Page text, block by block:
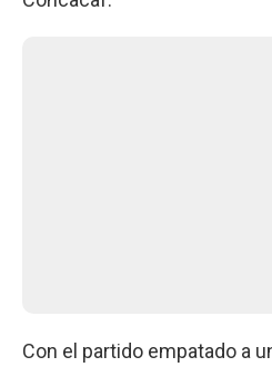
Con el partido empatado a